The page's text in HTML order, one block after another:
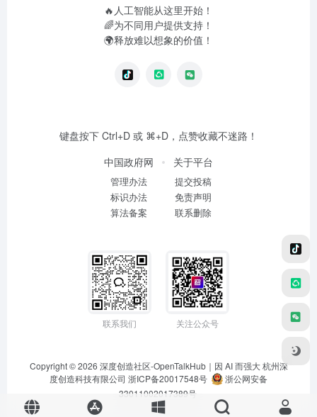
🔥人工智能从这里开始！
🌈为不同用户提供支持！
🌍释放难以想象的价值！
键盘按下 Ctrl+D 或 ⌘+D，点赞收藏不迷路！
中国政府网
管理办法
标识办法
算法备案
关于平台
提交投稿
免责声明
联系删除
联系我们 关注公众号
Copyright © 2026 深度创造社区-OpenTalkHub｜因 AI 而强大 杭州深
度创造科技有限公司 浙ICP备20017548号
浙公网安备
33011002017389号